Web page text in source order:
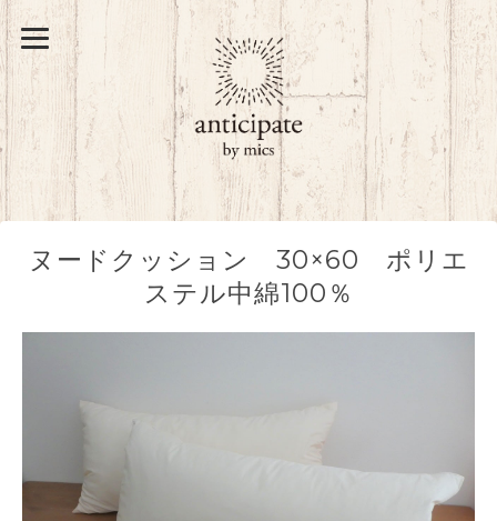
ヌードクッション 30×60 ポリエ
ステル中綿100％